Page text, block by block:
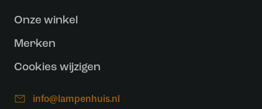
Onze winkel
Merken
Cookies wijzigen
info@lampenhuis.nl